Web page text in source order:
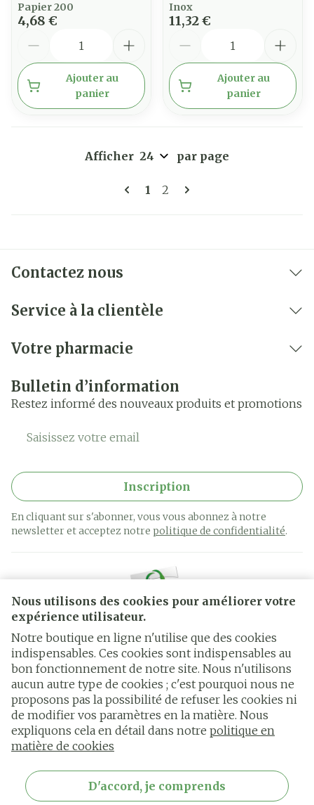
Nous utilisons des cookies pour améliorer votre
expérience utilisateur.
Notre boutique en ligne n'utilise que des cookies
indispensables. Ces cookies sont indispensables au
bon fonctionnement de notre site. Nous n'utilisons
aucun autre type de cookies ; c'est pourquoi nous ne
proposons pas la possibilité de refuser les cookies ni
de modifier vos paramètres en la matière. Nous
expliquons cela en détail dans notre politique en
matière de cookies
D'accord, je comprends
Papier 200
4,68 €
Ajouter au
panier
Inox
11,32 €
Ajouter au
panier
Pages
Vous lisez actuellement la
1 Page
2
Afficher par page
Contactez nous
Service à la clientèle
Votre pharmacie
Bulletin d’information
Restez informé des nouveaux produits et promotions
Adresse mail
Inscription
En cliquant sur s'abonner, vous vous abonnez à notre
newsletter et acceptez notre politique de confidentialité.
Liens légaux